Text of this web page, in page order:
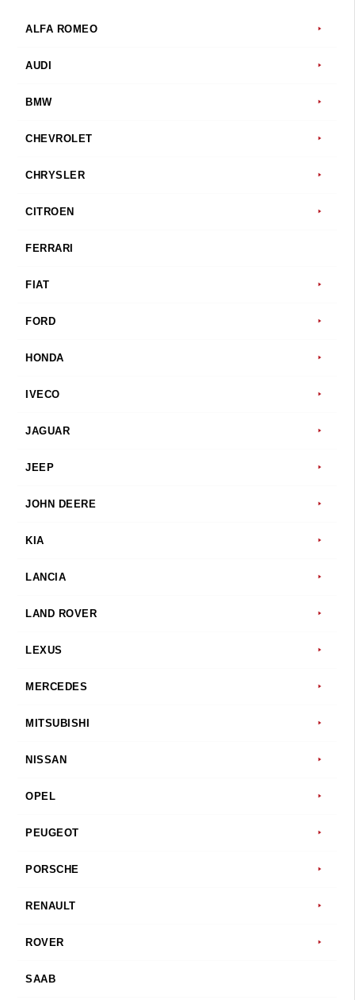
ALFA ROMEO
AUDI
BMW
CHEVROLET
CHRYSLER
CITROEN
FERRARI
FIAT
FORD
HONDA
IVECO
JAGUAR
JEEP
JOHN DEERE
KIA
LANCIA
LAND ROVER
LEXUS
MERCEDES
MITSUBISHI
NISSAN
OPEL
PEUGEOT
PORSCHE
RENAULT
ROVER
SAAB